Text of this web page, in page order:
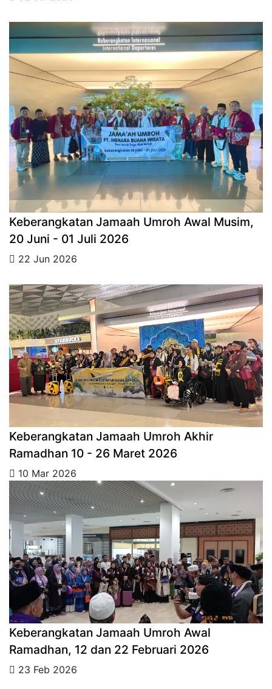
Keberangkatan Jamaah Umroh Awal Musim,
20 Juni - 01 Juli 2026
22 Jun 2026
Keberangkatan Jamaah Umroh Akhir
Ramadhan 10 - 26 Maret 2026
10 Mar 2026
Keberangkatan Jamaah Umroh Awal
Ramadhan, 12 dan 22 Februari 2026
23 Feb 2026